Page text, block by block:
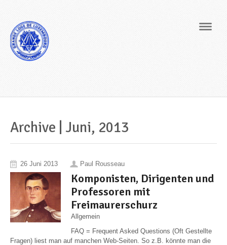
Archive | Juni, 2013
26 Juni 2013 Paul Rousseau
Komponisten, Dirigenten und
Professoren mit
Freimaurerschurz
Allgemein
FAQ = Frequent Asked Questions (Oft Gestellte
Fragen) liest man auf manchen Web-Seiten. So z.B. könnte man die